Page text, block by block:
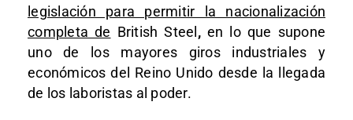
legislación para permitir la nacionalización
completa de British Steel ,en lo que supone
uno de los mayores giros industriales y
económicos del Reino Unido desde la llegada
de los laboristas al poder.